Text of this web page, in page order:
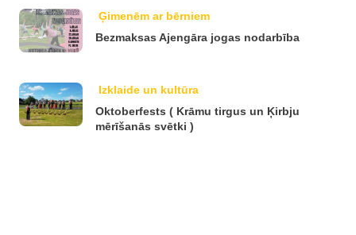
Ģimenēm ar bērniem
Bezmaksas Ajengāra jogas nodarbība
Izklaide un kultūra
Oktoberfests ( Krāmu tirgus un Ķirbju
mērīšanās svētki )